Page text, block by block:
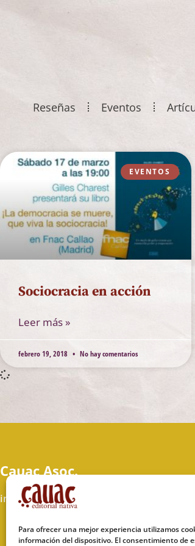
Para ofrecer una mejor experiencia utilizamos
información del dispositivo. El consentimiento de
Reseñas Eventos
EVENTOS
Sociocracia en acción
Leer más »
febrero 19, 2018 No hay comentarios
Cauac Asoc.
info@cauac.org